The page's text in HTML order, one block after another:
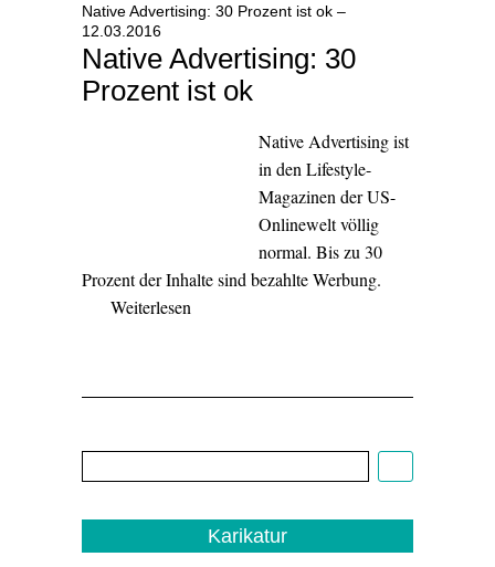
Native Advertising: 30 Prozent ist ok –
12.03.2016
Native Advertising: 30
Prozent ist ok
Native Advertising ist
in den Lifestyle-
Magazinen der US-
Onlinewelt völlig
normal. Bis zu 30
Prozent der Inhalte sind bezahlte Werbung.
Weiterlesen
Karikatur